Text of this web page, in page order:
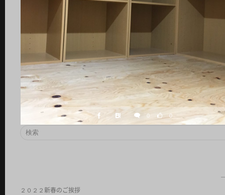
0 0
２０２２新春のご挨拶